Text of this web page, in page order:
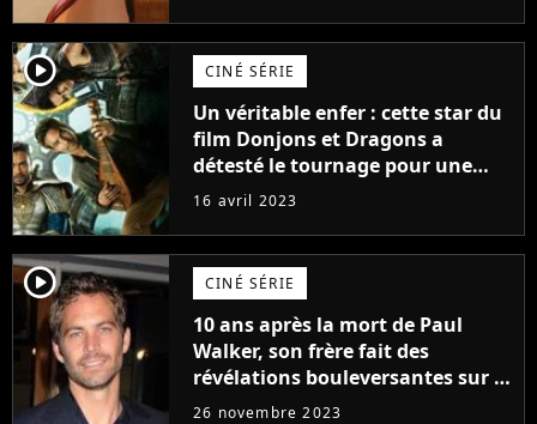
player2 CINÉ SÉRIE
Un véritable enfer : cette star du
film Donjons et Dragons a
détesté le tournage pour une
raison très spéciale
16 avril 2023
player2 CINÉ SÉRIE
10 ans après la mort de Paul
Walker, son frère fait des
révélations bouleversantes sur la
réaction des acteurs de Fast and
26 novembre 2023